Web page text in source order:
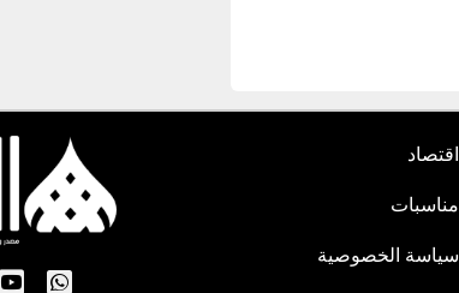
اقتصاد
مناسبات
سياسة الخصوصية